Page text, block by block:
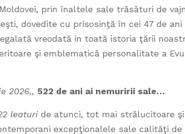
prin înaltele sale trăsături de
dovedite cu prisosinţă în cei 47 de ani
vreodată in toată istoria ţării
şi emblematică personalitate a
2026,, 522 de ani ai nemuririi sale…
leaturi de atunci, tot mai strălucitoare şi
excepţionalele sale calităţi